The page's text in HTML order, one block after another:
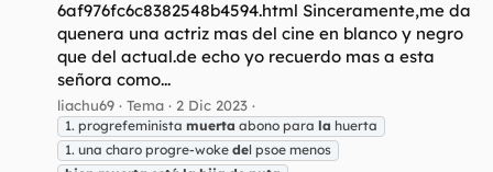
6af976fc6c8382548b4594.html Sinceramente,me da
quenera una actriz mas del cine en blanco y negro
que del actual.de echo yo recuerdo mas a esta
señora como...
liachu69 Tema 2 Dic 2023
1. progrefeminista muerta abono para la huerta
1. una charo progre-woke del psoe menos